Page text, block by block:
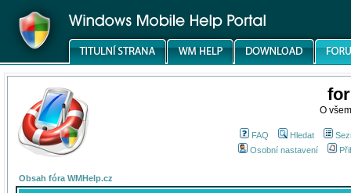
O
FAQ Hledat
Osobní nastavení
Obsah fóra WMHelp.cz